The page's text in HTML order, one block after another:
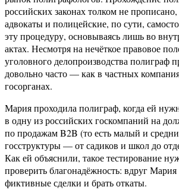
российских законах толком не прописано,
адвокаты и полицейские, по сути,
эту процедуру, основываясь лишь во
актах. Несмотря на нечёткое правовое
уголовного делопроизводства полиграф
довольно часто — как в частных
госорганах.
Мария проходила полиграф, когда ей
в одну из российских госкомпаний на
по продажам B2B (то есть малый и
госструктуры — от садиков и школ до
Как ей объяснили, такое тестирование
проверить благонадёжность: вдруг Мария
фиктивные сделки и брать откаты.